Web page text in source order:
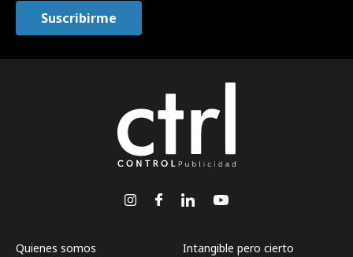
Quienes somos
Intangible pero cierto